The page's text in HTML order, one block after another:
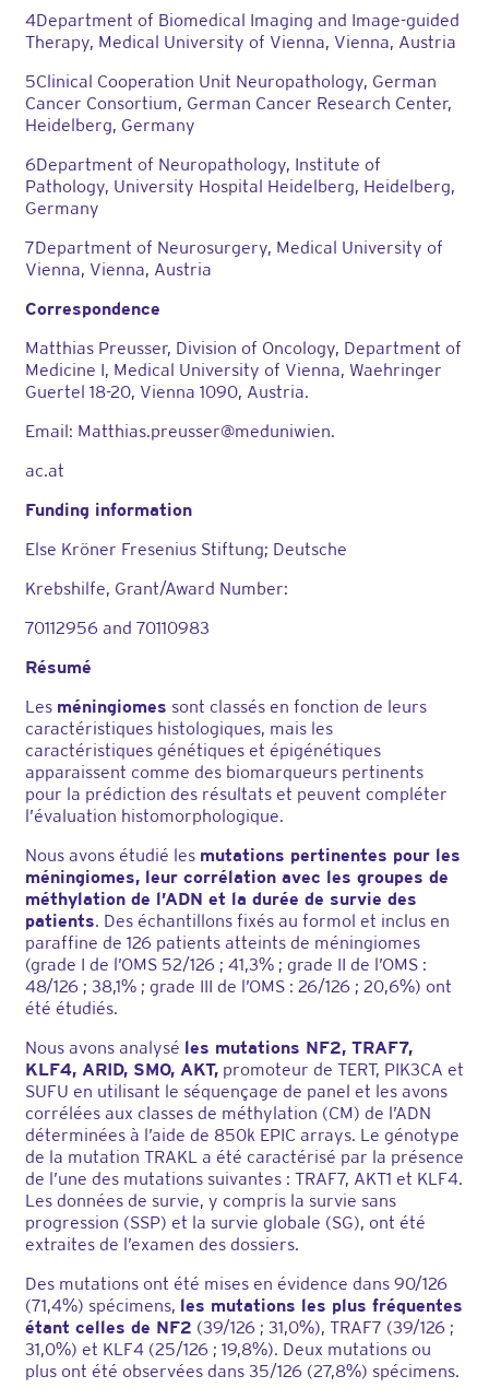
4Department of Biomedical Imaging and Image-guided
Therapy, Medical University of Vienna, Vienna, Austria
5Clinical Cooperation Unit Neuropathology, German
Cancer Consortium, German Cancer Research Center,
Heidelberg, Germany
6Department of Neuropathology, Institute of
Pathology, University Hospital Heidelberg, Heidelberg,
Germany
7Department of Neurosurgery, Medical University of
Vienna, Vienna, Austria
Correspondence
Matthias Preusser, Division of Oncology, Department of
Medicine I, Medical University of Vienna, Waehringer
Guertel 18-20, Vienna 1090, Austria.
Email: Matthias.preusser@meduniwien.
ac.at
Funding information
Else Kröner Fresenius Stiftung; Deutsche
Krebshilfe, Grant/Award Number:
70112956 and 70110983
Résumé
Les méningiomes sont classés en fonction de leurs
caractéristiques histologiques, mais les
caractéristiques génétiques et épigénétiques
apparaissent comme des biomarqueurs pertinents
pour la prédiction des résultats et peuvent compléter
l’évaluation histomorphologique.
Nous avons étudié les mutations pertinentes pour les
méningiomes, leur corrélation avec les groupes de
méthylation de l’ADN et la durée de survie des
patients. Des échantillons fixés au formol et inclus en
paraffine de 126 patients atteints de méningiomes
(grade I de l’OMS 52/126 ; 41,3% ; grade II de l’OMS :
48/126 ; 38,1% ; grade III de l’OMS : 26/126 ; 20,6%) ont
été étudiés.
Nous avons analysé les mutations NF2, TRAF7,
KLF4, ARID, SMO, AKT, promoteur de TERT, PIK3CA et
SUFU en utilisant le séquençage de panel et les avons
corrélées aux classes de méthylation (CM) de l’ADN
déterminées à l’aide de 850k EPIC arrays. Le génotype
de la mutation TRAKL a été caractérisé par la présence
de l’une des mutations suivantes : TRAF7, AKT1 et KLF4.
Les données de survie, y compris la survie sans
progression (SSP) et la survie globale (SG), ont été
extraites de l’examen des dossiers.
Des mutations ont été mises en évidence dans 90/126
(71,4%) spécimens, les mutations les plus fréquentes
étant celles de NF2 (39/126 ; 31,0%), TRAF7 (39/126 ;
31,0%) et KLF4 (25/126 ; 19,8%). Deux mutations ou
plus ont été observées dans 35/126 (27,8%) spécimens.